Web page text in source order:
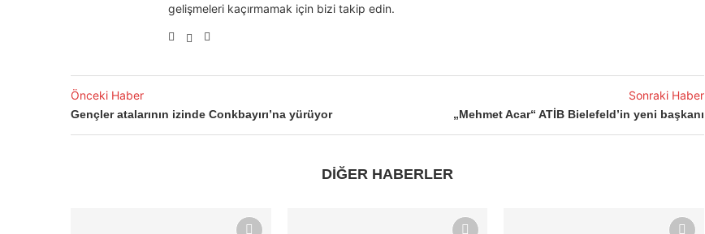
gelişmeleri kaçırmamak için bizi takip edin.
Önceki Haber
Gençler atalarının izinde Conkbayırı’na yürüyor
Sonraki Haber
„Mehmet Acar“ ATİB Bielefeld’in yeni başkanı
DİĞER HABERLER